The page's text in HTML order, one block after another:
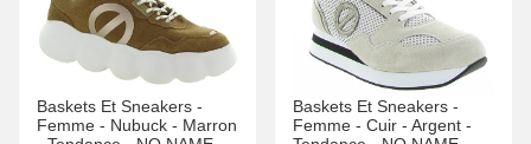
Baskets Et Sneakers -
Femme - Nubuck - Marron
Baskets Et Sneakers -
Femme - Cuir - Argent -